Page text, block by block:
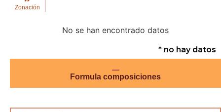
Zonación
No se han encontrado datos
* no hay datos
Formula composiciones